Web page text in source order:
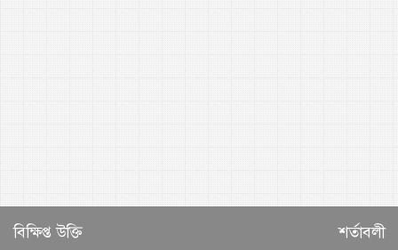
বিক্ষিপ্ত উক্তি শর্তাবলী